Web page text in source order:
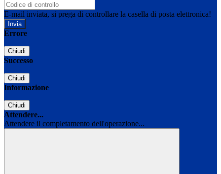
E-mail inviata, si prega di controllare la casella di posta elettronica!
Errore
Chiudi
Successo
Chiudi
Informazione
Chiudi
Attendere...
Attendere il completamento dell'operazione...